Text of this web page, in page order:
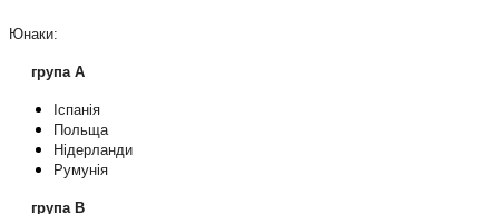
Юнаки:
група А
Іспанія
Польща
Нідерланди
Румунія
група В